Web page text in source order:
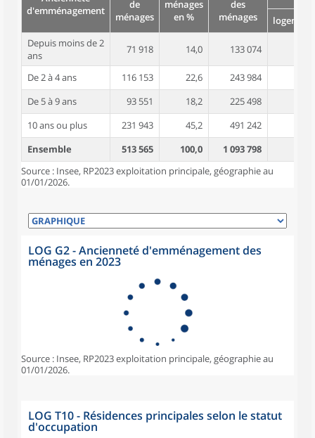
d'emménagement
de
ménages
ménages
en %
des
ménages
logement
Depuis moins de 2
ans
71 918 14,0 133 074
De 2 à 4 ans 116 153 22,6 243 984
De 5 à 9 ans
93 551 18,2 225 498
10 ans ou plus
231 943 45,2 491 242
Ensemble
513 565 100,0 1 093 798
Source : Insee, RP2023 exploitation principale, géographie au
01/01/2026.
LOG G2 - Ancienneté d'emménagement des
ménages en 2023
Source : Insee, RP2023 exploitation principale, géographie au
01/01/2026.
LOG T10 - Résidences principales selon le statut
d'occupation